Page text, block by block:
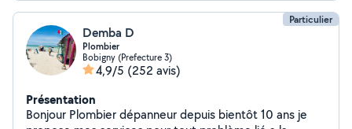
Particulier
Demba D
Plombier
Bobigny (Prefecture 3)
4,9/5 (252 avis)
Présentation
Bonjour Plombier dépanneur depuis bientôt 10 ans je